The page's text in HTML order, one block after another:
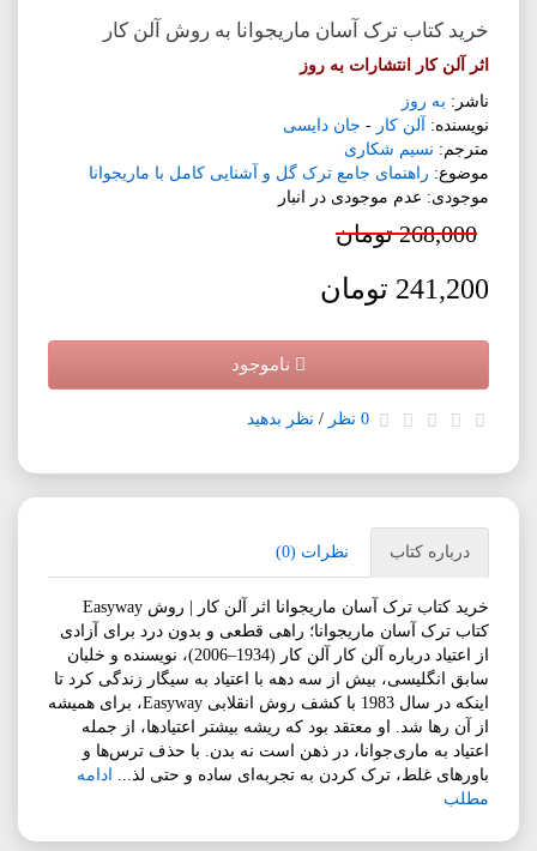
خرید کتاب ترک آسان ماریجوانا به روش آلن کار
اثر آلن کار انتشارات به روز
ناشر: به روز
نویسنده:
آلن کار - جان دایسی
مترجم: نسیم شکاری
موضوع: راهنمای جامع ترک گل و آشنایی کامل با ماریجوانا
موجودی: عدم موجودی در انبار
268,000 تومان
241,200 تومان
ناموجود
0 نظر / نظر بدهید
درباره کتاب نظرات (0)
خرید کتاب ترک آسان ماریجوانا اثر آلن کار | روش Easyway
کتاب ترک آسان ماریجوانا؛ راهی قطعی و بدون درد برای آزادی
از اعتیاد درباره آلن کار آلن کار (1934–2006)، نویسنده و خلبان
سابق انگلیسی، بیش از سه دهه با اعتیاد به سیگار زندگی کرد تا
اینکه در سال 1983 با کشف روش انقلابی Easyway، برای همیشه
از آن رها شد. او معتقد بود که ریشه بیشتر اعتیادها، از جمله
اعتیاد به ماری‌جوانا، در ذهن است نه بدن. با حذف ترس‌ها و
باورهای غلط، ترک کردن به تجربه‌ای ساده و حتی لذ... ادامه
مطلب